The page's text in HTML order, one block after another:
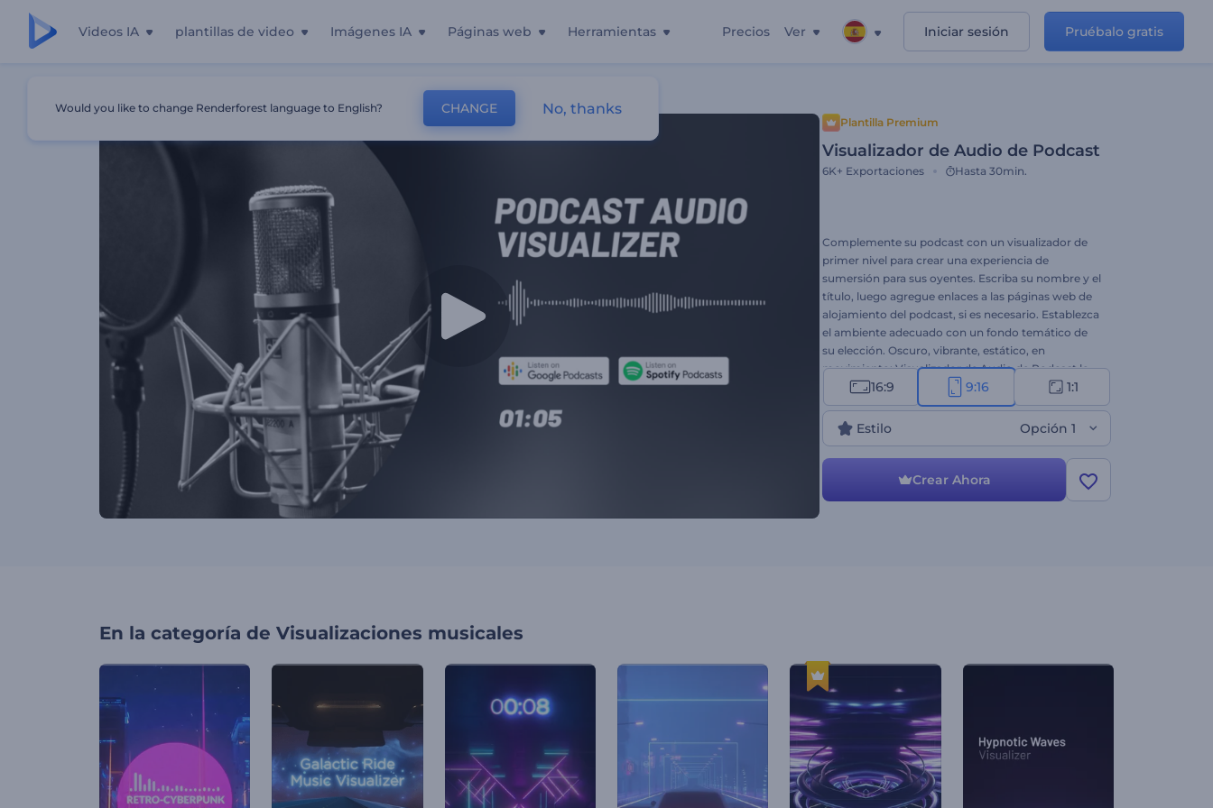
Videos IA plantillas de video Imágenes IA Páginas web Herramientas Precios Ver Iniciar sesión Pruébalo gratis
Plantilla Premium
Visualizador de Audio de Podcast
6K+ Exportaciones Hasta 30min.
Complemente su podcast con un visualizador de
primer nivel para crear una experiencia de
sumersión para sus oyentes. Escriba su nombre y el
título, luego agregue enlaces a las páginas web de
alojamiento del podcast, si es necesario. Establezca
el ambiente adecuado con un fondo temático de
su elección. Oscuro, vibrante, estático, en
movimiento: Visualizador de Audio de Podcast lo
tiene todo. Perfecto para podcasts y otros
proyectos de voz en off. ¡Pruébelo ahora!
16:9 9:16 1:1
Estilo Opción 1
Crear Ahora
En la categoría de Visualizaciones musicales
Would you like to change Renderforest language to English? CHANGE No, thanks